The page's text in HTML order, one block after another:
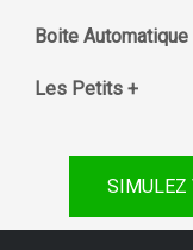
Boite Automatique
Les Petits +
SIMULEZ